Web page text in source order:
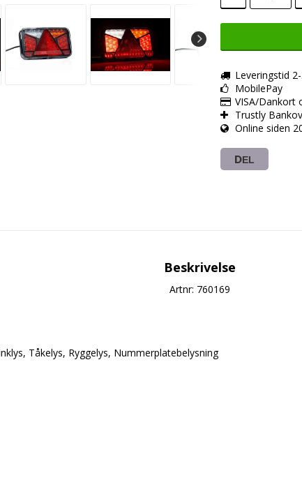
Leveringstid
MobilePay
VISA/Dankort
Trustly
Online siden
DEL
Beskrivelse
Artnr: 760169
Tåkelys, Ryggelys, Nummerplatebelysning